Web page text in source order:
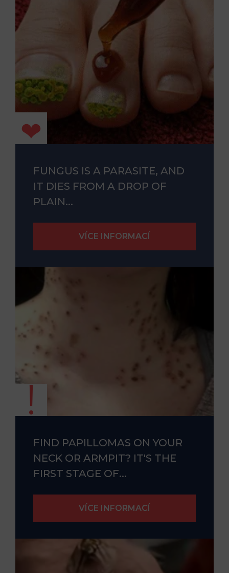
FUNGUS IS A PARASITE, AND
IT DIES FROM A DROP OF
PLAIN...
FIND PAPILLOMAS ON YOUR
NECK OR ARMPIT? IT'S THE
FIRST STAGE OF...